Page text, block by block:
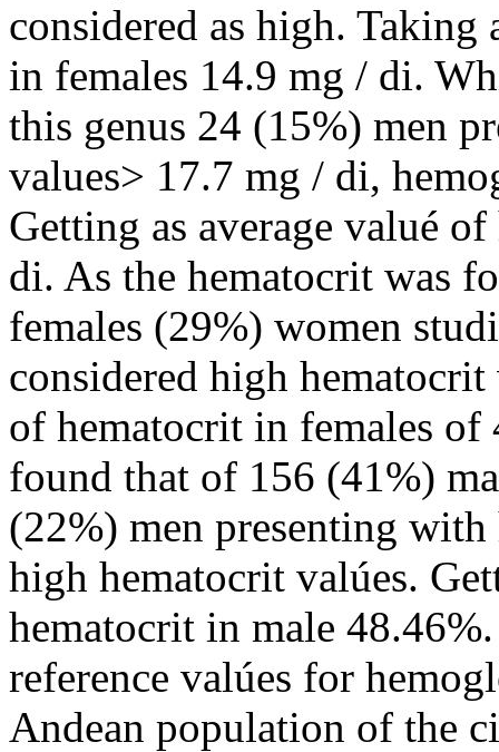
considered as high. Taking
in females 14.9 mg / di.
this genus 24 (15%) men
values> 17.7 mg / di,
Getting as average valué
di. As the hematocrit was
females (29%) women
considered high
of hematocrit in females
found that of 156 (41%)
(22%) men presenting
high hematocrit valúes.
hematocrit in male
reference valúes for
Andean population of the